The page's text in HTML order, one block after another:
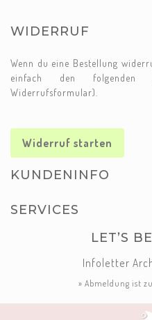
WIDERRUF
Wenn du eine Bestellung
einfach den folgenden
Widerrufsformular).
Widerruf starten
KUNDENINFO
SERVICES
LET’S
Infoletter
» Abmeldung ist